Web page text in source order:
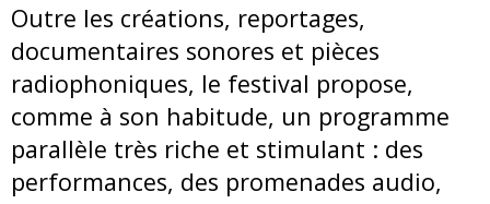
Outre les créations, reportages,
documentaires sonores et pièces
radiophoniques, le festival propose,
comme à son habitude, un programme
parallèle très riche et stimulant : des
performances, des promenades audio,